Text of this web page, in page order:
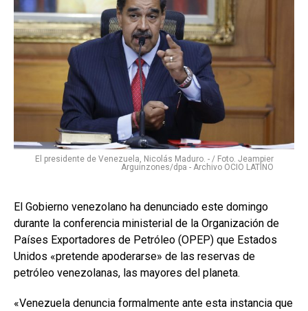
El presidente de Venezuela, Nicolás Maduro. - / Foto. Jeampier
Arguinzones/dpa - Archivo OCIO LATINO
El Gobierno venezolano ha denunciado este domingo
durante la conferencia ministerial de la Organización de
Países Exportadores de Petróleo (OPEP) que Estados
Unidos «pretende apoderarse» de las reservas de
petróleo venezolanas, las mayores del planeta.
«Venezuela denuncia formalmente ante esta instancia que